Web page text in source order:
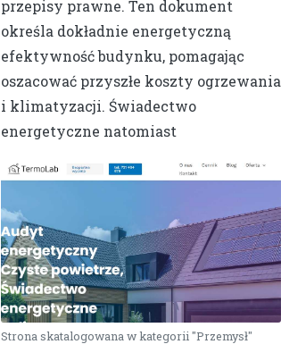
przepisy prawne. Ten dokument
określa dokładnie energetyczną
efektywność budynku, pomagając
oszacować przyszłe koszty ogrzewania
i klimatyzacji. Świadectwo
energetyczne natomiast
Strona skatalogowana w kategorii "Przemysł"